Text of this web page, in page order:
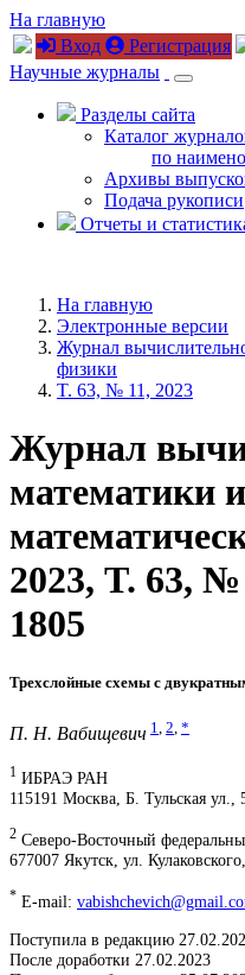
На главную
Вход
Регистрация
Научные журналы
Разделы сайта
Каталог
по
Архивы
Подача рукописи
Отчеты и
На главную
Электронные версии
Журнал
физики
T. 63, № 11, 2023
Журнал
математики и
2023, T. 63, №
1805
Трехслойные схемы с
П. Н. Вабищевич 1 2 *
1 ИБРАЭ РАН
115191 Москва, Б. Тульская ул.,
2 Северо-Восточный
677007 Якутск, ул.
* E-mail:
Поступила в редакцию
После доработки 27.02.2023